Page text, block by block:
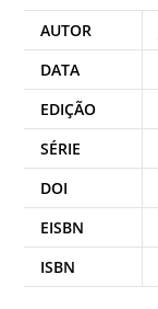
AUTOR
DATA
EDIÇÃO
SÉRIE
DOI
EISBN
ISBN